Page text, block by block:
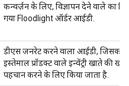
कन्वर्ज़न के लिए, विज्ञापन देने वाले का
गया Floodlight ऑर्डर आईडी.
डीएस जनरेट करने वाला आईडी, जिसका
इस्तेमाल प्रॉडक्ट वाले इन्वेंट्री खाते की खास
पहचान करने के लिए किया जाता है.